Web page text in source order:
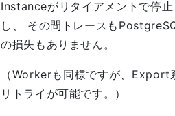
Instanceがリタイアメントで停
し、 その間トレースも
の損失もありません。
（Workerも同様ですが、Export
リトライが可能です。）